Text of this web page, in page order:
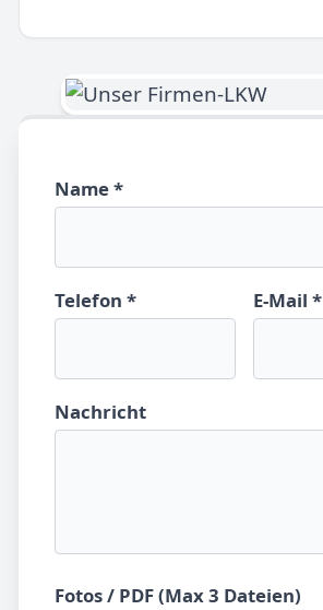
Name *
Telefon * E-Mail *
Nachricht
Fotos / PDF (Max 3 Dateien)